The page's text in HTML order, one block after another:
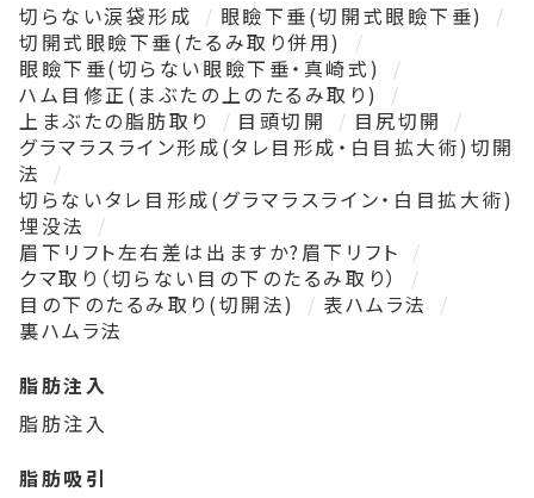
切らない涙袋形成
眼瞼下垂(切開式眼瞼下垂)
切開式眼瞼下垂(たるみ取り併用)
眼瞼下垂(切らない眼瞼下垂・真崎式)
ハム目修正(まぶたの上のたるみ取り)
上まぶたの脂肪取り
目頭切開
目尻切開
グラマラスライン形成(タレ目形成・白目拡大術)切開
法
切らないタレ目形成(グラマラスライン・白目拡大術)
埋没法
眉下リフト左右差は出ますか?眉下リフト
クマ取り（切らない目の下のたるみ取り）
目の下のたるみ取り(切開法)
表ハムラ法
裏ハムラ法
脂肪注入
脂肪注入
脂肪吸引